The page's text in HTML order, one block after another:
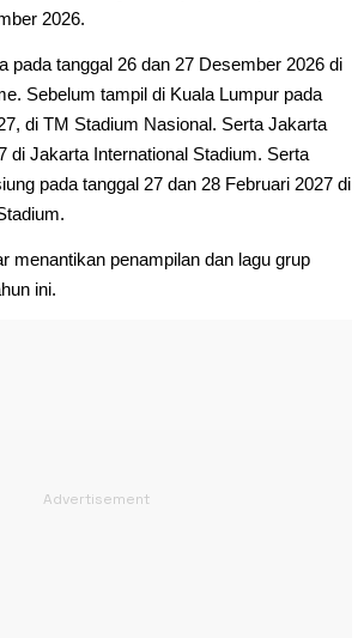
2026.
pada tanggal 26 dan 27 Desember 2026 di
Sebelum tampil di Kuala Lumpur pada
di TM Stadium Nasional. Serta Jakarta
di Jakarta International Stadium. Serta
pada tanggal 27 dan 28 Februari 2027 di
menantikan penampilan dan lagu grup
ini.